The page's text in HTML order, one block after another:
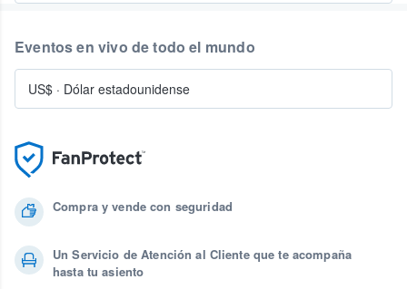
Compra y vende con seguridad
Un Servicio de Atención al Cliente que te acompaña
hasta tu asiento
Eventos en vivo de todo el mundo
US$ · Dólar estadounidense